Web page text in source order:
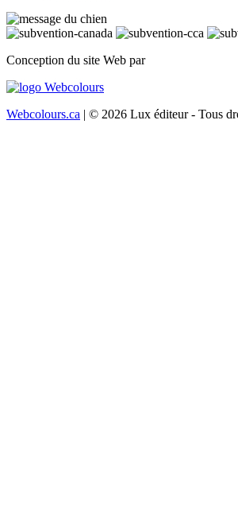
Conception du site Web par
Webcolours.ca | © 2026 Lux éditeur - Tous